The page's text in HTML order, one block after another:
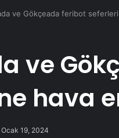
ve Gökçeada feribot
ve
hava
Ocak 19, 2024